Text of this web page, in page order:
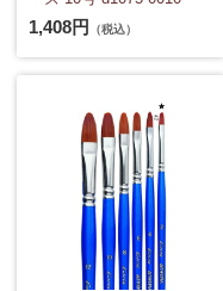
1,408円 （税込）